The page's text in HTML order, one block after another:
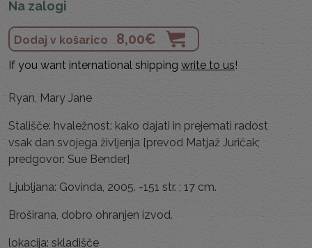
Na zalogi
Dodaj v košarico 8,00€
If you want international shipping write to us!
Ryan, Mary Jane
Stališče: hvaležnost: kako dajati in prejemati radost
vsak dan svojega življenja [prevod Matjaž Juričak;
predgovor: Sue Bender]
Ljubljana: Govinda, 2005. -151 str. ; 17 cm.
Broširana, dobro ohranjen izvod.
lokacija: skladišče